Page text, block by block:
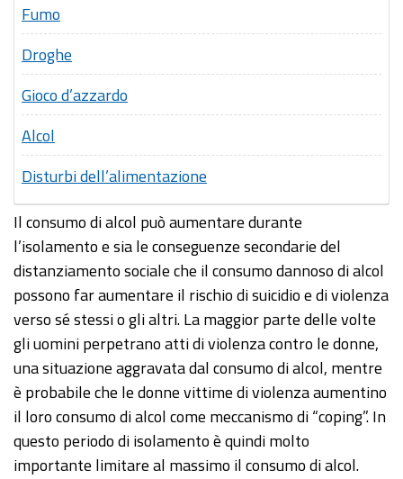
Fumo
Droghe
Gioco d’azzardo
Alcol
Disturbi dell’alimentazione
Il consumo di alcol può aumentare durante
l’isolamento e sia le conseguenze secondarie del
distanziamento sociale che il consumo dannoso di alcol
possono far aumentare il rischio di suicidio e di violenza
verso sé stessi o gli altri. La maggior parte delle volte
gli uomini perpetrano atti di violenza contro le donne,
una situazione aggravata dal consumo di alcol, mentre
è probabile che le donne vittime di violenza aumentino
il loro consumo di alcol come meccanismo di “coping”. In
questo periodo di isolamento è quindi molto
importante limitare al massimo il consumo di alcol.